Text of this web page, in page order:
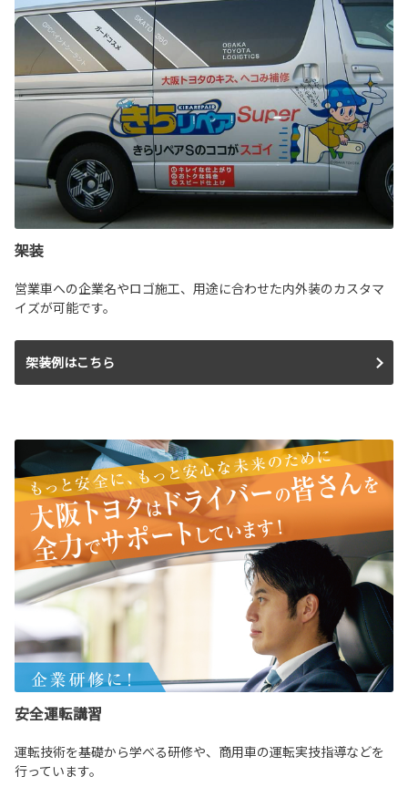
架装
営業車への企業名やロゴ施工、用途に合わせた内外装のカスタマ
イズが可能です。
架装例はこちら
安全運転講習
運転技術を基礎から学べる研修や、商用車の運転実技指導などを
行っています。